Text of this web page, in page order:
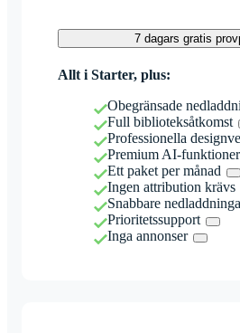
7 dagars gratis
Allt i Starter, plus:
Obegränsade
Full biblioteksåtkomst
Professionella
Premium AI-funktioner
Ett paket per månad
Ingen attribution krävs
Snabbare
Prioritetssupport
Inga annonser